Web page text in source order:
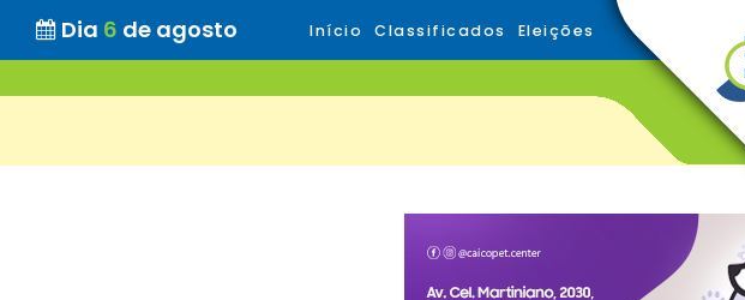
Dia 6 de agosto Início Classificados Eleições